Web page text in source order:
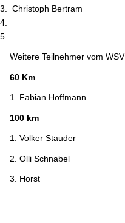
Christoph Bertram
Weitere Teilnehmer vom WSV
60 Km
1. Fabian Hoffmann
100 km
1. Volker Stauder
2. Olli Schnabel
3. Horst